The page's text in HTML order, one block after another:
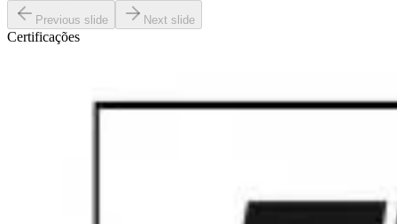
Previous slide Next slide
Certificações